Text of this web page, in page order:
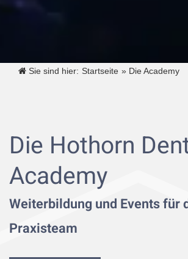
Sie sind hier: Startseite » Die Academy
Die Hothorn
Academy
Weiterbildung und Events für
Praxisteam